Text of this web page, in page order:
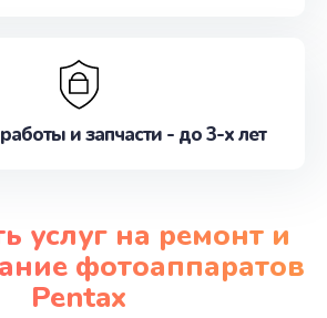
и запчасти - до 3-х лет
услуг на ремонт и
фотоаппаратов
Pentax